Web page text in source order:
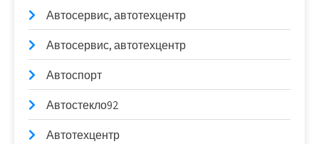
Автосервис, автотехцентр
Автосервис, автотехцентр
Автоспорт
Автостекло92
Автотехцентр